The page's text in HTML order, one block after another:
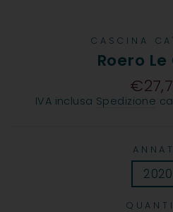
CASCINA
Roero
Prezzo
IVA inclusa Spedizione
2020